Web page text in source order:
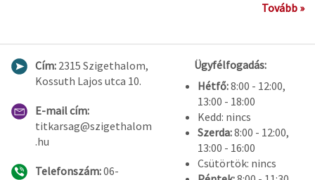
Tovább »
Cím: 2315 Szigethalom,
Kossuth Lajos utca 10.
E-mail cím:
titkarsag@szigethalom
.hu
Telefonszám:06-
Ügyfélfogadás:
Hétfő:8:00 - 12:00,
13:00 - 18:00
Kedd: nincs
Szerda:8:00 - 12:00,
13:00 - 16:00
Csütörtök: nincs